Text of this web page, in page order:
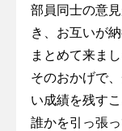
部員同士の意
き、お互いが
まとめて来まし
そのおかげで
い成績を残す
誰かを引っ張